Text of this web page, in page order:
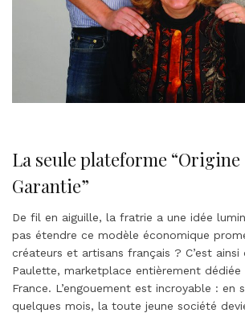
La seule plateforme “Origine
Garantie”
De fil en aiguille, la fratrie a une idée
pas étendre ce modèle économique
créateurs et artisans français ? C’est ainsi
Paulette, marketplace entièrement dédiée
France. L’engouement est incroyable : en
quelques mois, la toute jeune société